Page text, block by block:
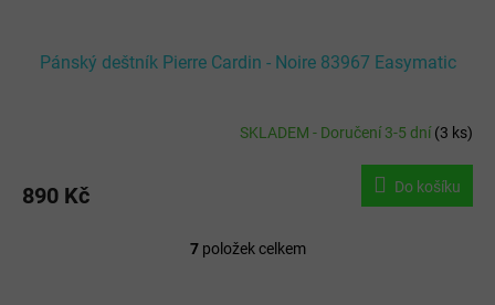
Pánský deštník Pierre Cardin - Noire 83967 Easymatic
SKLADEM - Doručení 3-5 dní(3 ks)
890 Kč Do košíku
O
7položek celkem